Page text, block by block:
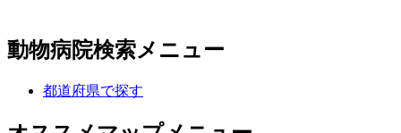
動物病院検索メニュー
都道府県で探す